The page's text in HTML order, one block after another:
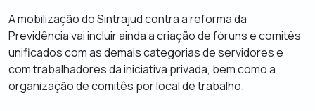
A mobilização do Sintrajud contra a reforma da
Previdência vai incluir ainda a criação de fóruns e comitês
unificados com as demais categorias de servidores e
com trabalhadores da iniciativa privada, bem como a
organização de comitês por local de trabalho.